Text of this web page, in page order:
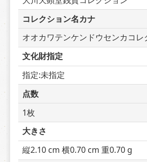
コレクション名カナ
オオカワテンケンドウセンカコレ
文化財指定
指定:未指定
点数
1枚
大きさ
縦2.10 cm 横0.70 cm 重0.70 g